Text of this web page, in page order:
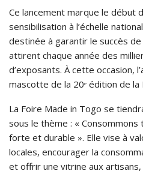
Ce lancement marque le début
sensibilisation à l’échelle
destinée à garantir le succès
attirent chaque année des
d’exposants. À cette occasion,
mascotte de la 20ᵉ édition de
La Foire Made in Togo se
sous le thème : «
forte et durable ». Elle vise à
locales, encourager la
et offrir une vitrine aux